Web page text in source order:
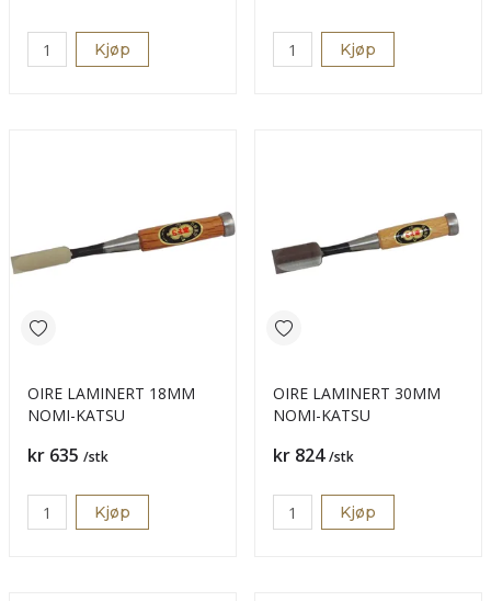
Kjøp Kjøp
OIRE LAMINERT 18MM
NOMI-KATSU
Pris
kr 635 /stk
Kjøp
OIRE LAMINERT 30MM
NOMI-KATSU
Pris
kr 824 /stk
Kjøp